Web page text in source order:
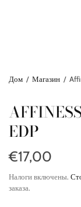
Дом / Магазин /
EDP
€17,00
Налоги включены.
заказа.